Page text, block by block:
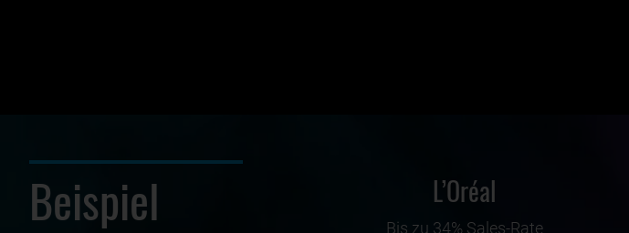
Beispiel
L’Oréal
Bis zu 34% Sales-Rate